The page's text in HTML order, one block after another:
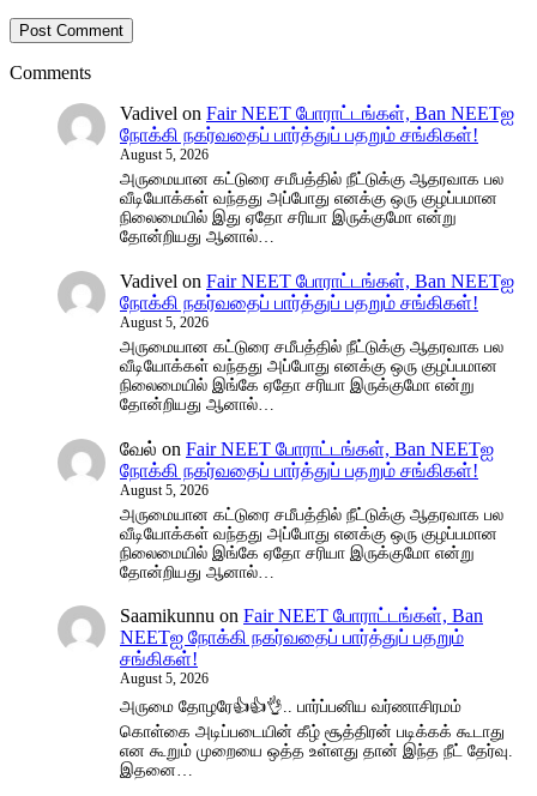
Comments
Vadivel on Fair NEET போராட்டங்கள், Ban NEETஐ
நோக்கி நகர்வதைப் பார்த்துப் பதறும் சங்கிகள்!
August 5, 2026
அருமையான கட்டுரை சமீபத்தில் நீட்டுக்கு ஆதரவாக பல
வீடியோக்கள் வந்தது அப்போது எனக்கு ஒரு குழப்பமான
நிலைமையில் இது ஏதோ சரியா இருக்குமோ என்று
தோன்றியது ஆனால்…
Vadivel on Fair NEET போராட்டங்கள், Ban NEETஐ
நோக்கி நகர்வதைப் பார்த்துப் பதறும் சங்கிகள்!
August 5, 2026
அருமையான கட்டுரை சமீபத்தில் நீட்டுக்கு ஆதரவாக பல
வீடியோக்கள் வந்தது அப்போது எனக்கு ஒரு குழப்பமான
நிலைமையில் இங்கே ஏதோ சரியா இருக்குமோ என்று
தோன்றியது ஆனால்…
வேல் on Fair NEET போராட்டங்கள், Ban NEETஐ
நோக்கி நகர்வதைப் பார்த்துப் பதறும் சங்கிகள்!
August 5, 2026
அருமையான கட்டுரை சமீபத்தில் நீட்டுக்கு ஆதரவாக பல
வீடியோக்கள் வந்தது அப்போது எனக்கு ஒரு குழப்பமான
நிலைமையில் இங்கே ஏதோ சரியா இருக்குமோ என்று
தோன்றியது ஆனால்…
Saamikunnu on Fair NEET போராட்டங்கள், Ban
NEETஐ நோக்கி நகர்வதைப் பார்த்துப் பதறும்
சங்கிகள்!
August 5, 2026
அருமை தோழரே👍👍👌.. பார்ப்பனிய வர்ணாசிரமம்
கொள்கை அடிப்படையின் கீழ் சூத்திரன் படிக்கக் கூடாது
என கூறும் முறையை ஒத்த உள்ளது தான் இந்த நீட் தேர்வு.
இதனை…